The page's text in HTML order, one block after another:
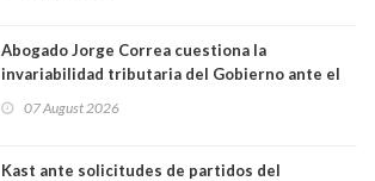
Abogado Jorge Correa cuestiona la
invariabilidad tributaria del Gobierno ante el
democracia” y "defendemos la alternancia en el
07 August 2026
Kast ante solicitudes de partidos del